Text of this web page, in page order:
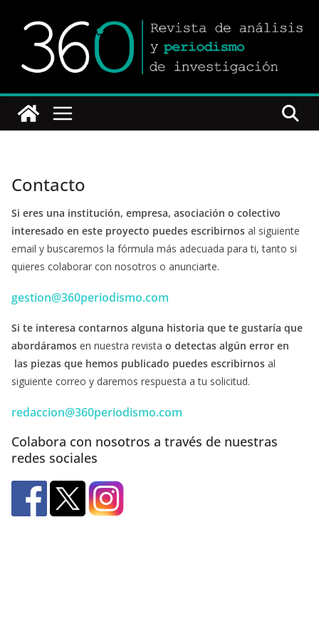
contenido
Contacto
Si eres una institución, empresa, asociación o colectivo
interesado en este proyecto puedes escribirnos al siguiente
email y buscaremos la fórmula más adecuada para ti, tanto si
quieres colaborar con nosotros o anunciarte.
gestion@360periodismo.com
Si te interesa contarnos alguna historia que te gustaría que
abordáramos en nuestra revista o detectas algún error en
las piezas que hemos publicado puedes escribirnos al
siguiente correo y daremos respuesta a tu solicitud.
redaccion@360periodismo.com
Colabora con nosotros a través de nuestras
redes sociales